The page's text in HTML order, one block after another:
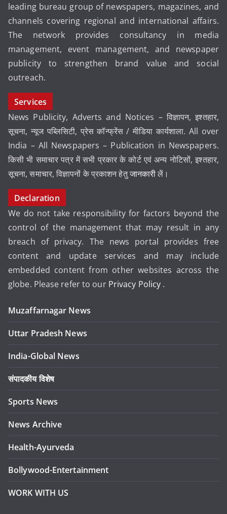
leading bureau group of newspapers, magazines, and
channels covering regional and international affairs.
The network provides consultancy in media
management, event management, and newspaper
publicity to strengthen brand value and social
outreach.
Services
News Publicity, Adverts and Notices – विज्ञापन, इश्तहार,
सूचना, न्यूज पब्लिसिटी, प्रेस कॉन्फ्रेंस / मीडिया कार्यशाला. All over
India – All Newspapers – Publication in Newspapers.
किसी भी समाचार पत्र में सभी प्रकार के कोर्ट एवं अन्य नोटिसों, इश्तहार,
सूचना, समाचार, विज्ञापनों के प्रकाशन हेतुजानकारीलें।
Declaration
We do not take responsibility for factors beyond the
control of the management that may result in any
breach of privacy. The news portal provides free
content and update services and may include
embedded content from other websites across the
globe. Please refer to our Privacy Policy .
Muzaffarnagar News
Uttar Pradesh News
India-Global News
संपादकीय विशेष
Sports News
News Archive
Health-Ayurveda
Bollywood-Entertainment
WORK WITH US